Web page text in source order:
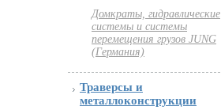
Домкраты, гидравлические
системы и системы
перемещения грузов JUNG
(Германия)
Траверсы и
металлоконструкции